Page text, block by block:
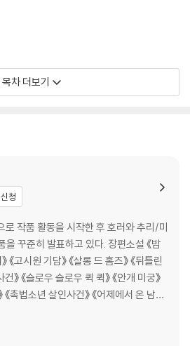
목차 더보기
청
로 작품 활동을 시작한 후 호러와 추리/미
꾸준히 발표하고 있다. 장편소설 《밤
《고시원 기담》 《살롱 드 홈즈》 《뒤틀린
건》 《슬로우 슬로우 퀵 퀵》 《안개 미궁》
《촉법소년 살인사건》 《어제에서 온 남
《흉담》 《사이킥 걸》 《우리 동네 흉가로
등을 썼으며, 소설집 《한밤중에 나 홀로》